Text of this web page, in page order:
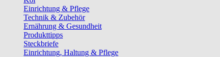
Einrichtung & Pflege
Technik & Zubehör
Ernährung & Gesundheit
Produkttipps
Steckbriefe
Einrichtung, Haltung & Pflege